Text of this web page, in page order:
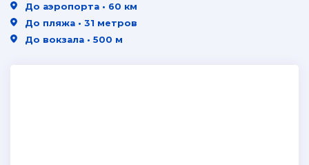
До аэропорта • 60 км
До пляжа • 31 метров
До вокзала • 500 м